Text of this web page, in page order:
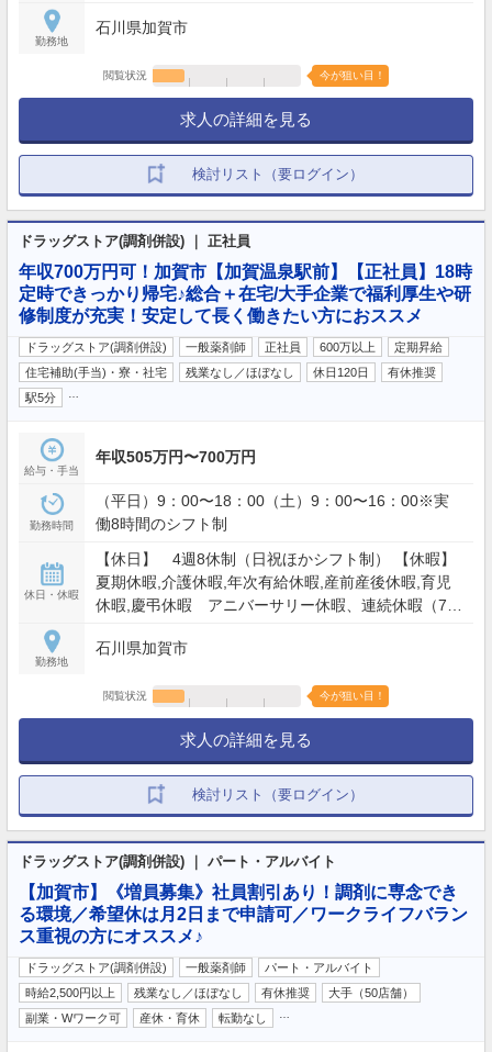
勤務地
石川県加賀市
閲覧状況 今が狙い目！
求人の詳細を見る
検討リスト（要ログイン）
ドラッグストア(調剤併設) ｜ 正社員
年収700万円可！加賀市【加賀温泉駅前】【正社員】18時
定時できっかり帰宅♪総合＋在宅/大手企業で福利厚生や研
修制度が充実！安定して長く働きたい方におススメ
ドラッグストア(調剤併設) 一般薬剤師 正社員 600万以上
定期昇給
住宅補助(手当)・寮・社宅
残業なし／ほぼなし 休日120日
有休推奨
駅5分
給与・手当
年収505万円〜700万円
勤務時間
（平日）9：00〜18：00（土）9：00〜16：00※実
働8時間のシフト制
休日・休暇
【休日】 4週8休制（日祝ほかシフト制） 【休暇】
夏期休暇,介護休暇,年次有給休暇,産前産後休暇,育児
休暇,慶弔休暇 アニバーサリー休暇、連続休暇（7
上 【年間休日】120日
勤務地
石川県加賀市
閲覧状況 今が狙い目！
求人の詳細を見る
検討リスト（要ログイン）
ドラッグストア(調剤併設) ｜ パート・アルバイト
【加賀市】《増員募集》社員割引あり！調剤に専念でき
る環境／希望休は月2日まで申請可／ワークライフバラン
ス重視の方にオススメ♪
ドラッグストア(調剤併設) 一般薬剤師
パート・アルバイト
時給2,500円以上
残業なし／ほぼなし 有休推奨
大手（50店舗）
副業・Wワーク可
産休・育休 転勤なし